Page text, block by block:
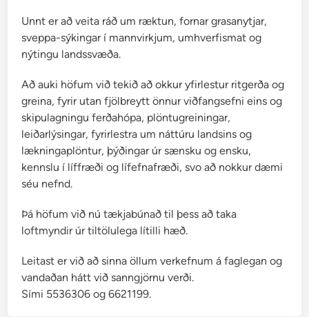
r
s
s
o
n
(
ð
s
Unnt er að veita ráð um ræktun, fornar grasanytjar,
sveppa-sýkingar í mannvirkjum, umhverfismat og
nýtingu landssvæða.
Að auki höfum við tekið að okkur yfirlestur ritgerða og
greina, fyrir utan fjölbreytt önnur viðfangsefni eins og
skipulagningu ferðahópa, plöntugreiningar,
leiðarlýsingar, fyrirlestra um náttúru landsins og
lækningaplöntur, þýðingar úr sænsku og ensku,
kennslu í líffræði og lífefnafræði, svo að nokkur dæmi
séu nefnd.
Þá höfum við nú tækjabúnað til þess að taka
loftmyndir úr tiltölulega lítilli hæð.
Leitast er við að sinna öllum verkefnum á faglegan og
vandaðan hátt við sanngjörnu verði.
Sími 5536306 og 6621199.